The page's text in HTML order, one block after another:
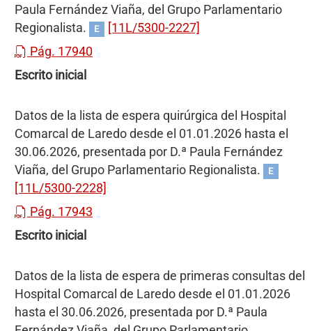
Paula Fernández Viaña, del Grupo Parlamentario
Regionalista.
E
[11L/5300-2227]
Pág. 17940
Escrito inicial
Datos de la lista de espera quirúrgica del Hospital
Comarcal de Laredo desde el 01.01.2026 hasta el
30.06.2026, presentada por D.ª Paula Fernández
Viaña, del Grupo Parlamentario Regionalista.
E
[11L/5300-2228]
Pág. 17943
Escrito inicial
Datos de la lista de espera de primeras consultas del
Hospital Comarcal de Laredo desde el 01.01.2026
hasta el 30.06.2026, presentada por D.ª Paula